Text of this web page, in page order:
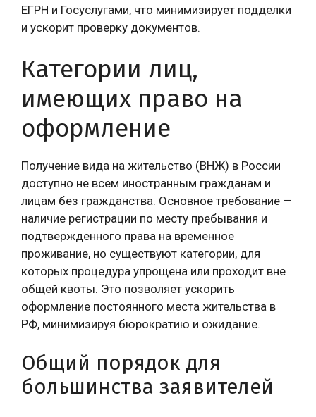
ЕГРН и Госуслугами, что минимизирует подделки
и ускорит проверку документов.
Категории лиц,
имеющих право на
оформление
Получение вида на жительство (ВНЖ) в России
доступно не всем иностранным гражданам и
лицам без гражданства. Основное требование —
наличие регистрации по месту пребывания и
подтвержденного права на временное
проживание, но существуют категории, для
которых процедура упрощена или проходит вне
общей квоты. Это позволяет ускорить
оформление постоянного места жительства в
РФ, минимизируя бюрократию и ожидание.
Общий порядок для
большинства заявителей